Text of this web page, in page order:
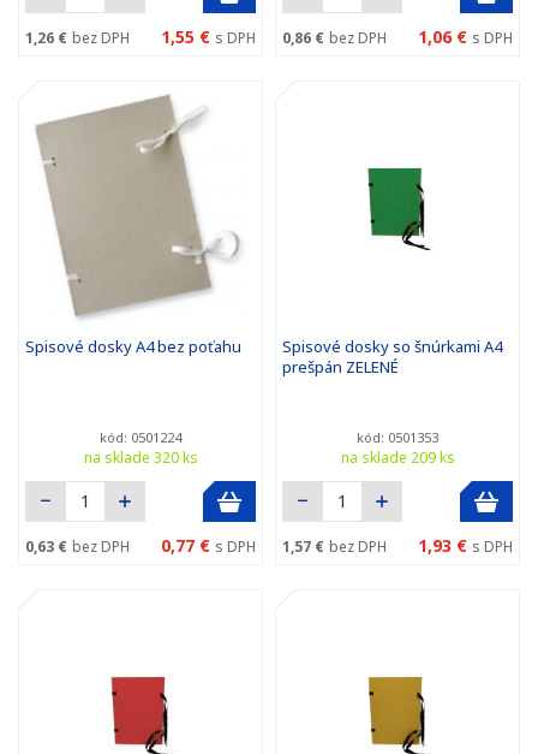
1,26 € bez DPH 1,55 € s DPH 0,86 € bez DPH 1,06 € s DPH
Spisové dosky A4 bez poťahu
kód: 0501224
na sklade 320 ks
0,63 € bez DPH 0,77 € s DPH
Spisové dosky so šnúrkami A4
prešpán ZELENÉ
kód: 0501353
na sklade 209 ks
1,57 € bez DPH 1,93 € s DPH